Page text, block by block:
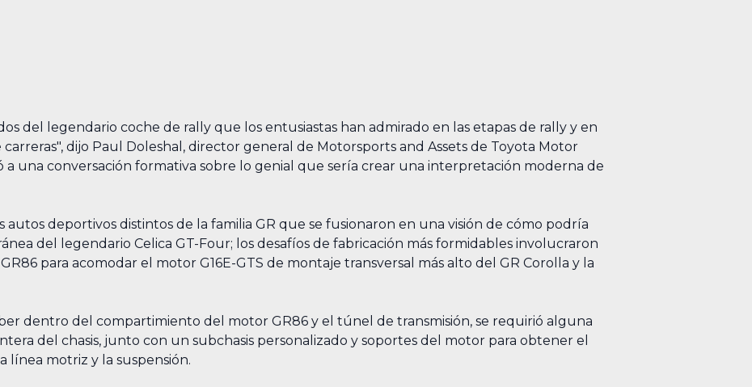
del legendario coche de rally que los entusiastas han admirado en las etapas de rally y en
dijo Paul Doleshal, director general de Motorsports and Assets de Toyota Motor
a una conversación formativa sobre lo genial que sería crear una interpretación moderna de
autos deportivos distintos de la familia GR que se fusionaron en una visión de cómo podría
del legendario Celica GT-Four; los desafíos de fabricación más formidables involucraron
para acomodar el motor G16E-GTS de montaje transversal más alto del GR Corolla y la
dentro del compartimiento del motor GR86 y el túnel de transmisión, se requirió alguna
del chasis, junto con un subchasis personalizado y soportes del motor para obtener el
línea motriz y la suspensión.